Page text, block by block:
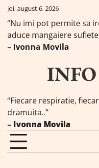
Skip
content
joi, august 6, 2026
“Nu imi pot permite sa
aduce mangaiere
– Ivonna Movila
“Fiecare respiratie,
dramuita..”
– Ivonna Movila